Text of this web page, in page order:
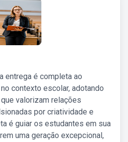
entrega é completa ao
contexto escolar, adotando
valorizam relações
por criatividade e
é guiar os estudantes em sua
uma geração excepcional,